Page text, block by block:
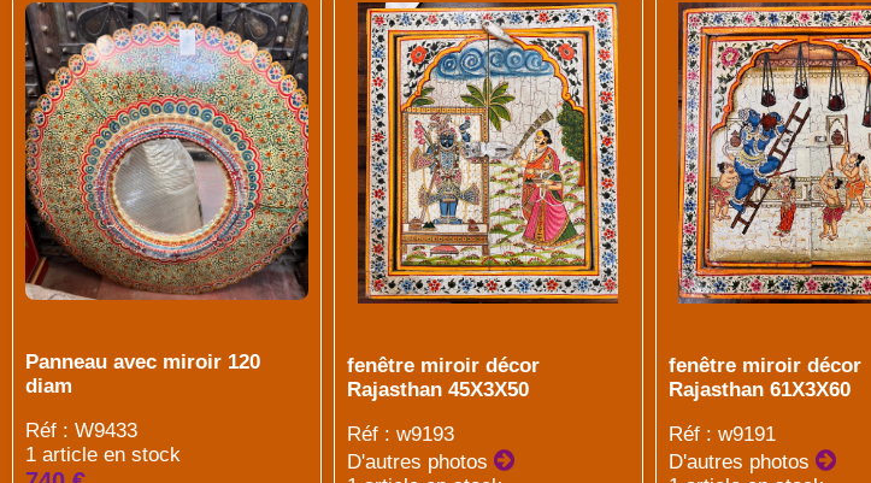
Panneau avec miroir 120
diam
Réf : W9433
1 article en stock
fenêtre miroir décor
Rajasthan 45X3X50
Réf : w9193
D'autres photos
fenêtre miroir décor
Rajasthan 61X3X60
Réf : w9191
D'autres photos